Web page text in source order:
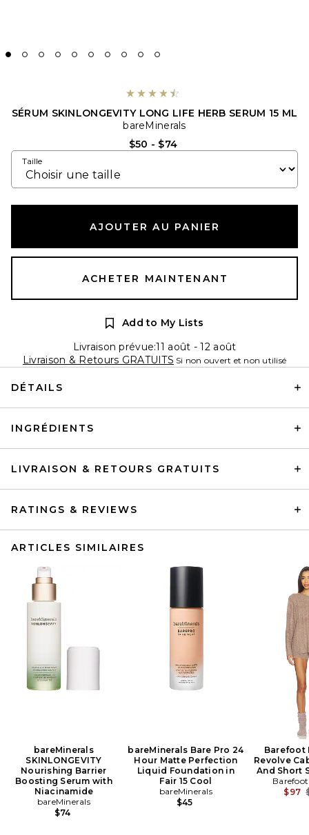
SÉRUM SKINLONGEVITY LONG LIFE HERB SERUM 15 ML
bareMinerals
$50 - $74
Taille
AJOUTER AU PANIER
ACHETER MAINTENANT
Add to My Lists
Livraison prévue:11 août - 12 août
Livraison & Retours GRATUITS Si non ouvert et non utilisé
DÉTAILS
INGRÉDIENTS
LIVRAISON & RETOURS GRATUITS
RATINGS & REVIEWS
ARTICLES SIMILAIRES
bareMinerals
SKINLONGEVITY
Nourishing Barrier
Boosting Serum with
Niacinamide
bareMinerals
$74
bareMinerals Bare Pro 24
Hour Matte Perfection
Liquid Foundation in
Fair 15 Cool
bareMinerals
$45
Barefoot
Revolve
And Short
$97